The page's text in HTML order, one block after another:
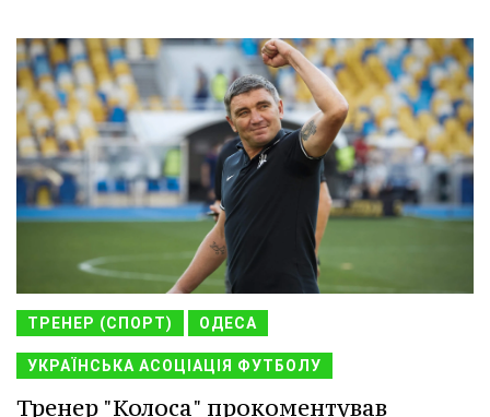
ТРЕНЕР (СПОРТ) ОДЕСА
УКРАЇНСЬКА АСОЦІАЦІЯ ФУТБОЛУ
Тренер "Колоса" прокоментував